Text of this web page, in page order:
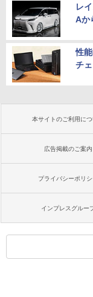
レ
Aか
性
チェ
本サイトのご利用につ
広告掲載のご案内
プライバシーポリシ
インプレスグルー